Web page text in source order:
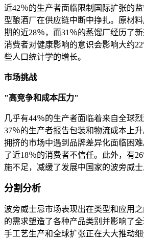
近42％的生产者面临限制国际扩张的
型酿酒厂在供应链中断中挣扎。原材
期的近28％，而31％的蒸馏厂经历了
消费者对健康影响的意识会影响大约
些人口统计学的增长。
市场挑战
"高竞争和成本压力"
几乎有44％的生产者面临着来自全球
37％的生产者报告包装和物流成本上
拥挤的市场中遇到品牌差异化面临困
了近18％的消费者不信任。此外，有
施不足，减缓了发展中国家的波旁威士
分割分析
波旁威士忌市场表现出在类型和应用
的需求塑造了各种产品类别并影响了全
手工艺生产和全球扩张正在大大推动